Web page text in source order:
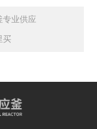
专业供应
买